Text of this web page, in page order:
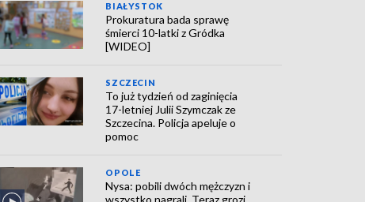
BIAŁYSTOK
Prokuratura bada sprawę
śmierci 10-latki z Gródka
[WIDEO]
SZCZECIN
To już tydzień od zaginięcia
17-letniej Julii Szymczak ze
Szczecina. Policja apeluje o
pomoc
OPOLE
Nysa: pobili dwóch mężczyzn i